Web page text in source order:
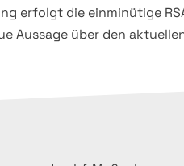
erfolgt die einminütige
Aussage über den